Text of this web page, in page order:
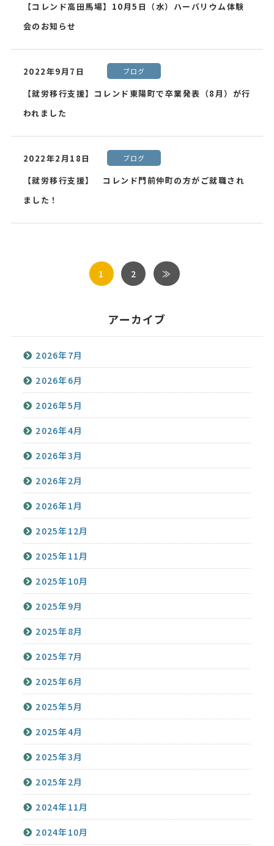
【コレンド高田馬場】10月5日（水）ハーバリウム体験
会のお知らせ
2022年9月7日 ブログ
【就労移行支援】コレンド東陽町で卒業発表（8月）が行
われました
2022年2月18日 ブログ
【就労移行支援】 コレンド門前仲町の方がご就職され
ました！
1 2 ≫
アーカイブ
2026年7月
2026年6月
2026年5月
2026年4月
2026年3月
2026年2月
2026年1月
2025年12月
2025年11月
2025年10月
2025年9月
2025年8月
2025年7月
2025年6月
2025年5月
2025年4月
2025年3月
2025年2月
2024年11月
2024年10月